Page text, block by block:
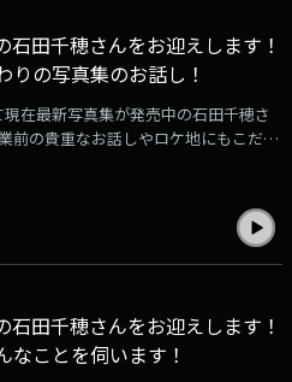
田千穂さんをお迎えします！
の写真集のお話し！
在最新写真集が発売中の石田千穂さ
前の貴重なお話しやロケ地にもこだわ
エイアイ界隈へのメッセージはこち
田千穂さんをお迎えします！
ことを伺います！